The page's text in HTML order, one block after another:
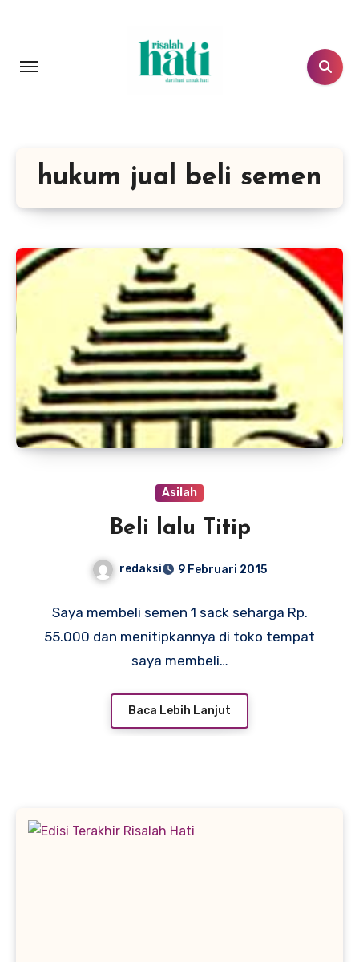
hukum jual beli semen
Asilah
Beli lalu Titip
redaksi 9 Februari 2015
Saya membeli semen 1 sack seharga Rp.
55.000 dan menitipkannya di toko tempat
saya membeli…
Baca Lebih Lanjut